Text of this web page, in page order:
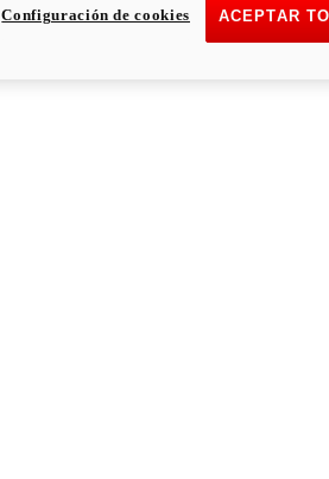
ACEPTAR
Configuración de cookies